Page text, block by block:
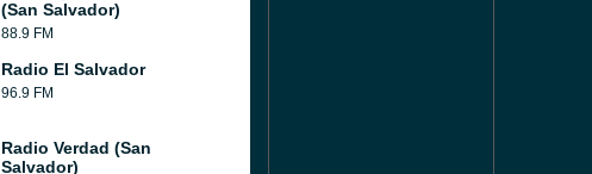
(San Salvador)
88.9 FM
Radio El Salvador
96.9 FM
Radio Verdad (San
Salvador)